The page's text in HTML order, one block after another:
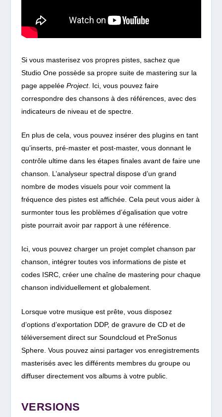
Si vous masterisez vos propres pistes, sachez que
Studio One possède sa propre suite de mastering sur la
page appelée Project. Ici, vous pouvez faire
correspondre des chansons à des références, avec des
indicateurs de niveau et de spectre.
En plus de cela, vous pouvez insérer des plugins en tant
qu’inserts, pré-master et post-master, vous donnant le
contrôle ultime dans les étapes finales avant de faire une
chanson. L’analyseur spectral dispose d’un grand
nombre de modes visuels pour voir comment la
fréquence des pistes est affichée. Cela peut vous aider à
surmonter tous les problèmes d’égalisation que votre
piste pourrait avoir par rapport à une référence.
Ici, vous pouvez charger un projet complet chanson par
chanson, intégrer toutes vos informations de piste et
codes ISRC, créer une chaîne de mastering pour chaque
chanson individuellement et globalement.
Lorsque votre musique est prête, vous disposez
d’options d’exportation DDP, de gravure de CD et de
téléversement direct sur Soundcloud et PreSonus
Sphere. Vous pouvez ainsi partager vos enregistrements
masterisés avec les différents membres du groupe ou
diffuser directement vos albums à votre public.
VERSIONS